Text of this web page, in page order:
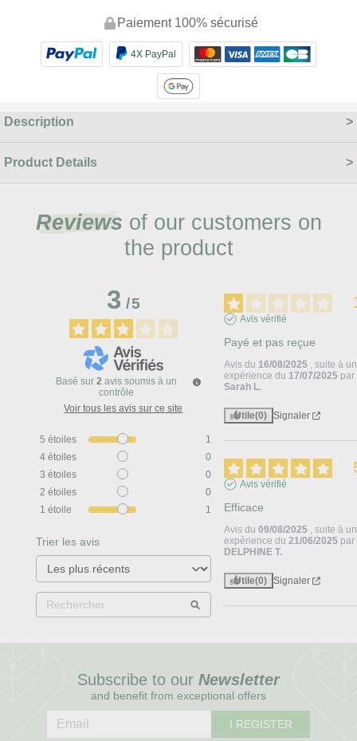
Paiement 100% sécurisé
4X PayPal
Description
Product Details
Reviews of our customers on
the product
3/5
Basé sur 2 avis soumis à un
contrôle
Voir tous les avis sur ce site
5 étoiles
1
4 étoiles
0
3 étoiles
0
2 étoiles
0
1 étoile 1
Trier les avis
Avis vérifié
Payé et pas reçue
Avis du 16/08/2025 , suite à
expérience du 17/07/2025 par
Sarah L.
Utile(0) Signaler
Avis vérifié
Efficace
Avis du09/08/2025 , suite à
expérience du21/06/2025 par
DELPHINE T.
Utile(0) Signaler
Subscribe to our Newsletter
and benefit from exceptional offers
I REGISTER